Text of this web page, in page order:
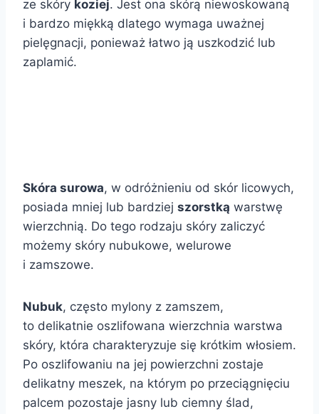
ze skóry koziej. Jest ona skórą niewoskowaną
i bardzo miękką dlatego wymaga uważnej
pielęgnacji, ponieważ łatwo ją uszkodzić lub
zaplamić.
Skóra surowa, w odróżnieniu od skór licowych,
posiada mniej lub bardziej szorstką warstwę
wierzchnią. Do tego rodzaju skóry zaliczyć
możemy skóry nubukowe, welurowe
i zamszowe.
Nubuk, często mylony z zamszem,
to delikatnie oszlifowana wierzchnia warstwa
skóry, która charakteryzuje się krótkim włosiem.
Po oszlifowaniu na jej powierzchni zostaje
delikatny meszek, na którym po przeciągnięciu
palcem pozostaje jasny lub ciemny ślad,